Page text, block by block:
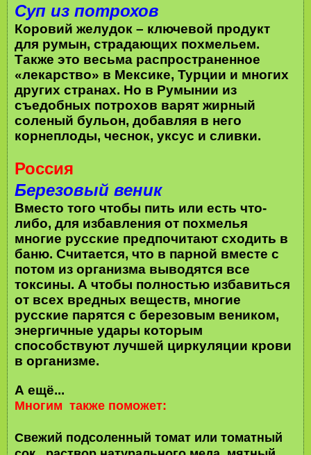
Суп из потрохов
Коровий желудок – ключевой продукт
для румын, страдающих похмельем.
Также это весьма распространенное
«лекарство» в Мексике, Турции и многих
других странах. Но в Румынии из
съедобных потрохов варят жирный
соленый бульон, добавляя в него
корнеплоды, чеснок, уксус и сливки.
Россия
Березовый веник
Вместо того чтобы пить или есть что-
либо, для избавления от похмелья
многие русские предпочитают сходить в
баню. Считается, что в парной вместе с
потом из организма выводятся все
токсины. А чтобы полностью избавиться
от всех вредных веществ, многие
русские парятся с березовым веником,
энергичные удары которым
способствуют лучшей циркуляции крови
в организме.
А ещё...
Многим также поможет:
Свежий подсоленный томат или томатный